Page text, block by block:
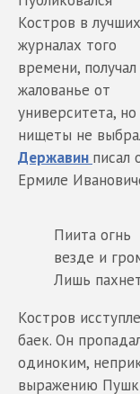
Костров в лучших
журналах того
времени, получал
жалованье от
университета, но
нищеты не
Державин писал
Ермиле
Пиита огнь
везде и
Лишь
Костров
баек. Он
одиноким,
выражению